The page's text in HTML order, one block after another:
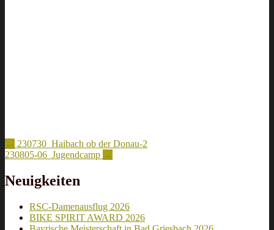
Artikel-
Navigation
← 230730_Haibach ob der Donau-2
230805-06_Jugendcamp →
Neuigkeiten
RSC-Damenausflug 2026
BIKE SPIRIT AWARD 2026